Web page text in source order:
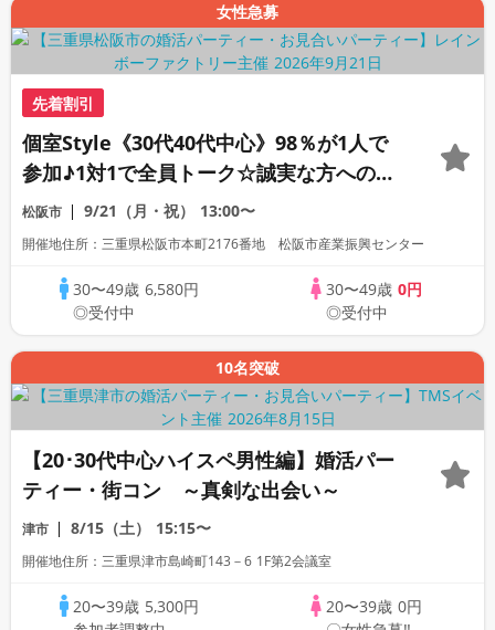
女性急募
先着割引
個室Style《30代40代中心》98％が1人で
参加♪1対1で全員トーク☆誠実な方への婚
活パーティー
松阪市 9/21（月・祝） 13:00〜
開催地住所：三重県松阪市本町2176番地 松阪市産業振興センター
30〜49歳 6,580円
◎受付中
30〜49歳 0円
◎受付中
10名突破
【20･30代中心ハイスペ男性編】婚活パー
ティー・街コン ～真剣な出会い～
津市 8/15（土） 15:15〜
開催地住所：三重県津市島崎町143－6 1F第2会議室
20〜39歳 5,300円
20〜39歳 0円